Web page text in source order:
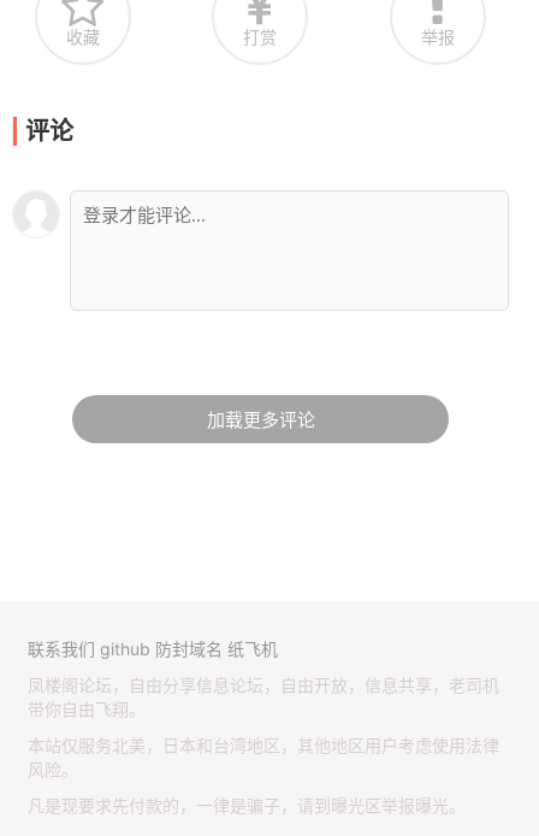
收藏 打赏 举报
评论
加载更多评论
联系我们 github 防封域名 纸飞机
凤楼阁论坛，自由分享信息论坛，自由开放，信息共享，老司机
带你自由飞翔。
本站仅服务北美，日本和台湾地区，其他地区用户考虑使用法律
风险。
凡是现要求先付款的，一律是骗子，请到曝光区举报曝光。